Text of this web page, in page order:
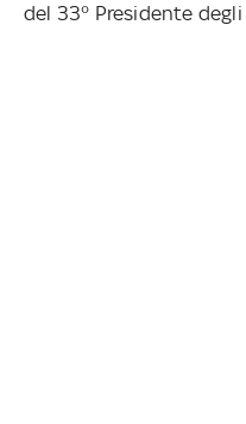
del 33° Presidente degli